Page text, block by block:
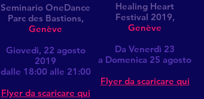
Seminario OneDance
Parc des Bastions,
Genève
Giovedi, 22 agosto
2019
dalle 18:00 alle 21:00
Flyer da scaricare qui
Healing Heart
Festival 2019,
Genève
Da Venerdì 23
a Domenica 25 agosto
Flyer da scaricare qui